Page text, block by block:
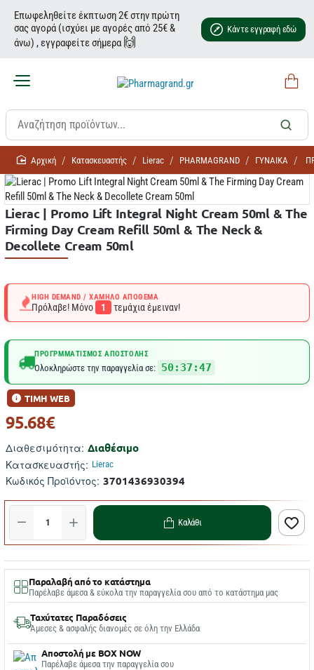
Επωφεληθείτε έκπτωση 2€ στην πρώτη
σας αγορά (ισχύει με αγορές από 25€ &
άνω) , εγγραφείτε σήμερα 🙌
Κάντε εγγραφή εδώ
homeΚατασκευαστής Lierac PHARMAGRAND ΓΥΝΑΙΚΑ
Lierac | Promo Lift Integral Night Cream 50ml & The
Firming Day Cream Refill 50ml & The Neck &
Decollete Cream 50ml
HIGH DEMAND / ΧΑΜΗΛΌ ΑΠΌΘΕΜΑ
Πρόλαβε! Μόνο 1 τεμάχια έμειναν!
ΠΡΟΓΡΜΜΑΤΙΣΜΌΣ ΑΠΟΣΤΟΛΉΣ
Ολοκληρώστε την παραγγελία σε: 50:37:47
Διαθεσιμότητα: Διαθέσιμο
Κατασκευαστής: Lierac
Κωδικός Προϊόντος: 3701436930394
ΤΙΜΗ WEB
95.68€
Καλάθι
Παραλαβή από το κατάστημα
Παρέλαβε άμεσα & εύκολα την παραγγελία σου από το κατάστημα μας
Ταχύτατες Παραδόσεις
Άμεσες & ασφαλής διανομές σε όλη την Ελλάδα
Αποστολή με BOX NOW
Παρέλαβε άμεσα την παραγγελία σου